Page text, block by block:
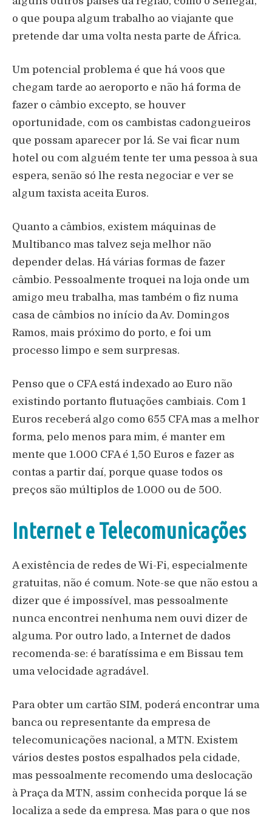
o que poupa algum trabalho ao viajante que
pretende dar uma volta nesta parte de África.
Um potencial problema é que há voos que
chegam tarde ao aeroporto e não há forma de
fazer o câmbio excepto, se houver
oportunidade, com os cambistas cadongueiros
que possam aparecer por lá. Se vai ficar num
hotel ou com alguém tente ter uma pessoa à sua
espera, senão só lhe resta negociar e ver se
algum taxista aceita Euros.
Quanto a câmbios, existem máquinas de
Multibanco mas talvez seja melhor não
depender delas. Há várias formas de fazer
câmbio. Pessoalmente troquei na loja onde um
amigo meu trabalha, mas também o fiz numa
casa de câmbios no início da Av. Domingos
Ramos, mais próximo do porto, e foi um
processo limpo e sem surpresas.
Penso que o CFA está indexado ao Euro não
existindo portanto flutuações cambiais. Com 1
Euros receberá algo como 655 CFA mas a melhor
forma, pelo menos para mim, é manter em
mente que 1.000 CFA é 1,50 Euros e fazer as
contas a partir daí, porque quase todos os
preços são múltiplos de 1.000 ou de 500.
Internet e Telecomunicações
A existência de redes de Wi-Fi, especialmente
gratuitas, não é comum. Note-se que não estou a
dizer que é impossível, mas pessoalmente
nunca encontrei nenhuma nem ouvi dizer de
alguma. Por outro lado, a Internet de dados
recomenda-se: é baratíssima e em Bissau tem
uma velocidade agradável.
Para obter um cartão SIM, poderá encontrar uma
banca ou representante da empresa de
telecomunicações nacional, a MTN. Existem
vários destes postos espalhados pela cidade,
mas pessoalmente recomendo uma deslocação
à Praça da MTN, assim conhecida porque lá se
localiza a sede da empresa. Mas para o que nos